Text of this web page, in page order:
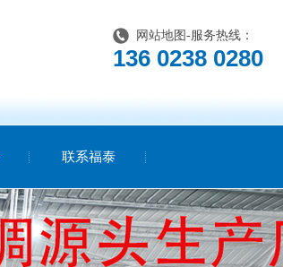
网站地图 -服务热线：
136 0238 0280
联系福泰